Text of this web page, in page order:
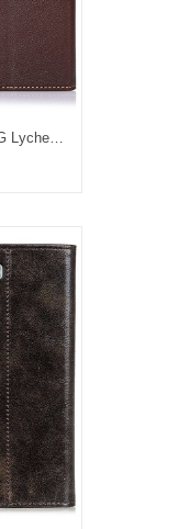
Folio-hoesje voor Moto G200 5G Lychee-stijl Rfid Khazneh